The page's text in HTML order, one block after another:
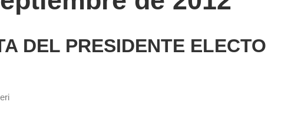
DEL PRESIDENTE ELECTO